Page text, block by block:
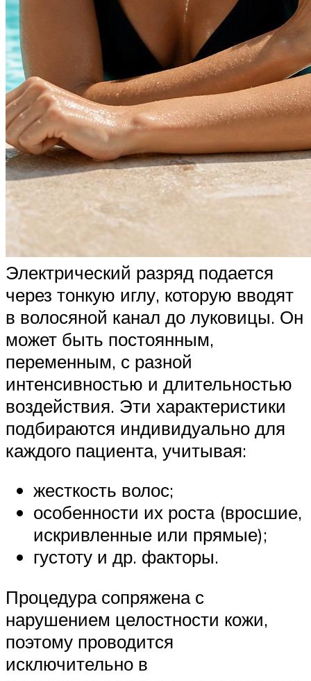
Электрический разряд подается
через тонкую иглу, которую вводят
в волосяной канал до луковицы. Он
может быть постоянным,
переменным, с разной
интенсивностью и длительностью
воздействия. Эти характеристики
подбираются индивидуально для
каждого пациента, учитывая:
жесткость волос;
особенности их роста (вросшие,
искривленные или прямые);
густоту и др. факторы.
Процедура сопряжена с
нарушением целостности кожи,
поэтому проводится
исключительно в